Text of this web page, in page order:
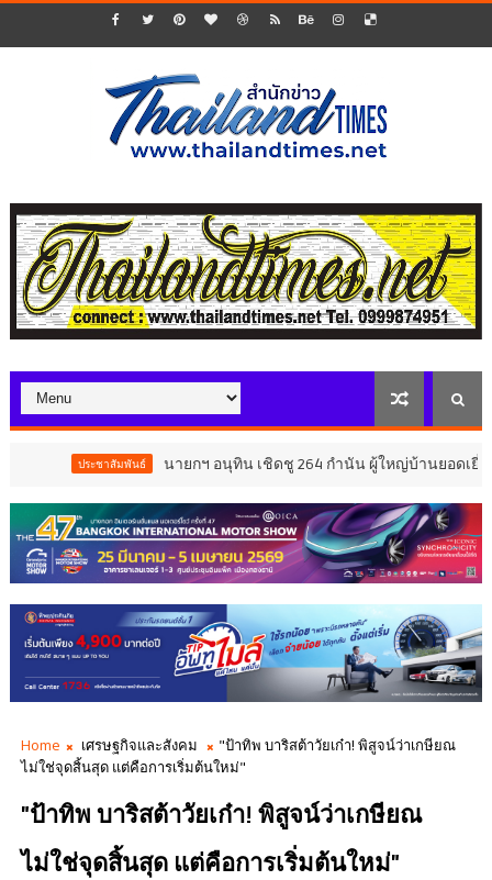
นายกฯ อนุทิน เชิดชู 264 กำนัน ผู้ใหญ่บ้านยอดเยี่ยม มอบแหนบ
Home เศรษฐกิจและสังคม
"ป้าทิพ บาริสต้าวัยเก๋า! พิสูจน์ว่าเกษียณ
ไม่ใช่จุดสิ้นสุด แต่คือการเริ่มต้นใหม่"
"ป้าทิพ บาริสต้าวัยเก๋า! พิสูจน์ว่าเกษียณ
ไม่ใช่จุดสิ้นสุด แต่คือการเริ่มต้นใหม่"